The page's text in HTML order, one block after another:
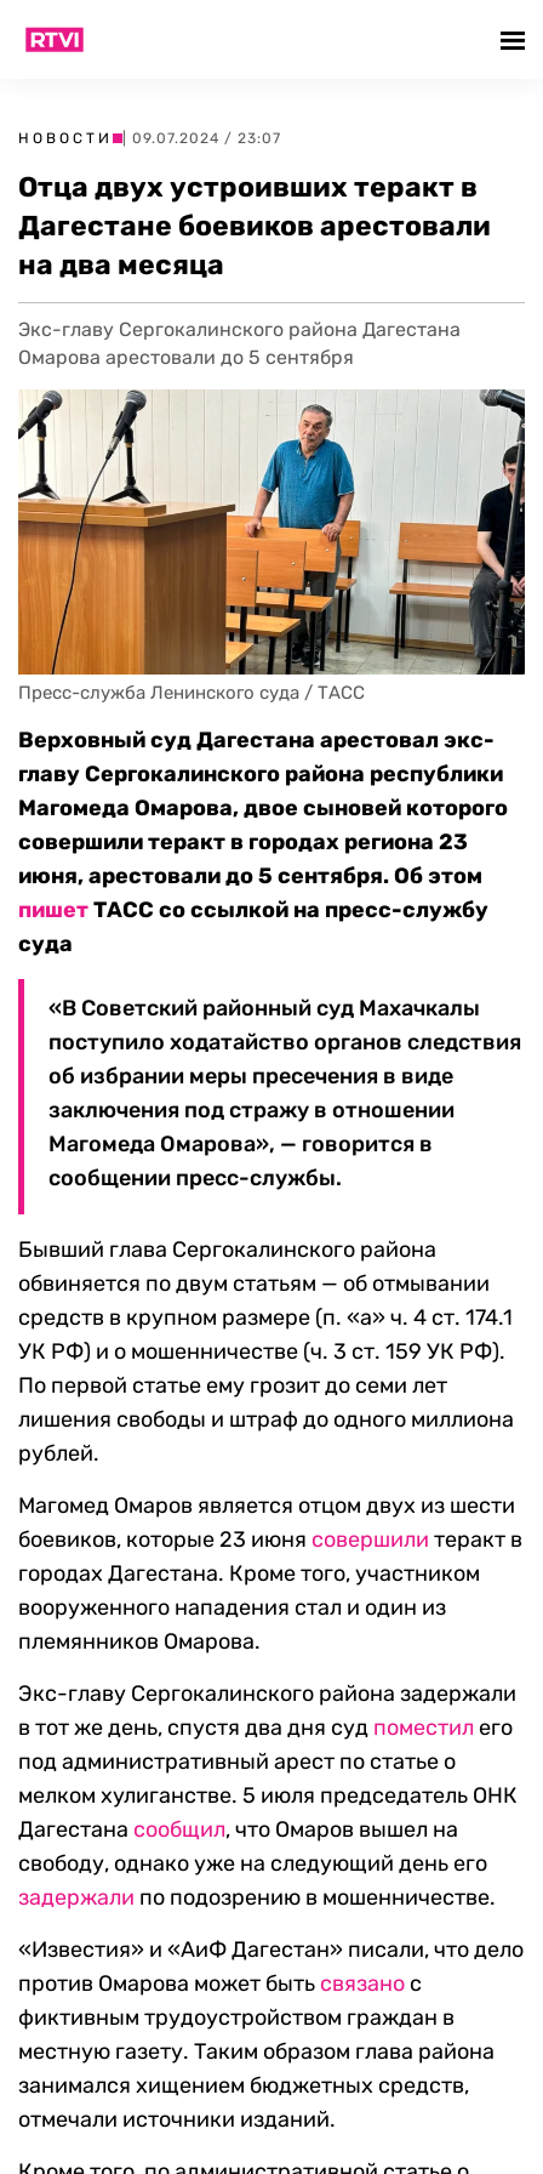
НОВОСТИ | 09.07.2024 / 23:07
Отца двух устроивших теракт в
Дагестане боевиков арестовали
на два месяца
Экс-главу Сергокалинского района Дагестана
Омарова арестовали до 5 сентября
Пресс-служба Ленинского суда / ТАСС
Верховный суд Дагестана арестовал экс-
главу Сергокалинского района республики
Магомеда Омарова, двое сыновей которого
совершили теракт в городах региона 23
июня, арестовали до 5 сентября. Об этом
пишетТАСС со ссылкой на пресс-службу
суда
«В Советский районный суд Махачкалы
поступило ходатайство органов следствия
об избрании меры пресечения в виде
заключения под стражу в отношении
Магомеда Омарова», — говорится в
сообщении пресс-службы.
Бывший глава Сергокалинского района
обвиняется по двум статьям — об отмывании
средств в крупном размере (п. «а» ч. 4 ст. 174.1
УК РФ) и о мошенничестве (ч. 3 ст. 159 УК РФ).
По первой статье ему грозит до семи лет
лишения свободы и штраф до одного миллиона
рублей.
Магомед Омаров является отцом двух из шести
боевиков, которые 23 июня совершили теракт в
городах Дагестана. Кроме того, участником
вооруженного нападения стал и один из
племянников Омарова.
Экс-главу Сергокалинского района задержали
в тот же день, спустя два дня суд поместил его
под административный арест по статье о
мелком хулиганстве. 5 июля председатель ОНК
Дагестана сообщил, что Омаров вышел на
свободу, однако уже на следующий день его
задержали по подозрению в мошенничестве.
«Известия» и «АиФ Дагестан» писали, что дело
против Омарова может быть связано с
фиктивным трудоустройством граждан в
местную газету. Таким образом глава района
занимался хищением бюджетных средств,
отмечали источники изданий.